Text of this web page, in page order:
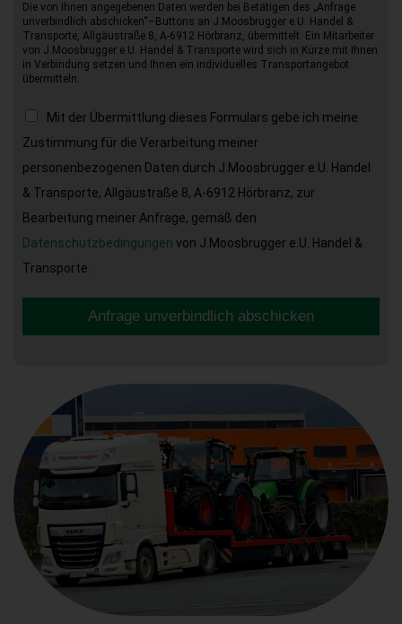
Die von Ihnen angegebenen Daten werden bei Betätigen des „Anfrage
unverbindlich abschicken“–Buttons an J.Moosbrugger e.U. Handel &
Transporte, Allgäustraße 8, A-6912 Hörbranz, übermittelt. Ein Mitarbeiter
von J.Moosbrugger e.U. Handel & Transporte wird sich in Kürze mit Ihnen
in Verbindung setzen und Ihnen ein individuelles Transportangebot
übermitteln.
Mit der Übermittlung dieses Formulars gebe ich meine
Zustimmung für die Verarbeitung meiner
personenbezogenen Daten durch J.Moosbrugger e.U. Handel
& Transporte, Allgäustraße 8, A-6912 Hörbranz, zur
Bearbeitung meiner Anfrage, gemäß den
Datenschutzbedingungen von J.Moosbrugger e.U. Handel &
Transporte.
Anfrage unverbindlich abschicken